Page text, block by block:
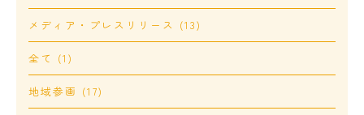
メディア・プレスリリース (13)
全て (1)
地域参画 (17)